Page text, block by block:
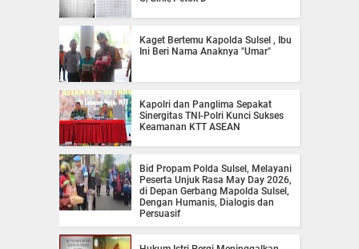
Kaget Bertemu Kapolda Sulsel , Ibu
Ini Beri Nama Anaknya "Umar"
Kapolri dan Panglima Sepakat
Sinergitas TNI-Polri Kunci Sukses
Keamanan KTT ASEAN
Bid Propam Polda Sulsel, Melayani
Peserta Unjuk Rasa May Day 2026,
di Depan Gerbang Mapolda Sulsel,
Dengan Humanis, Dialogis dan
Persuasif